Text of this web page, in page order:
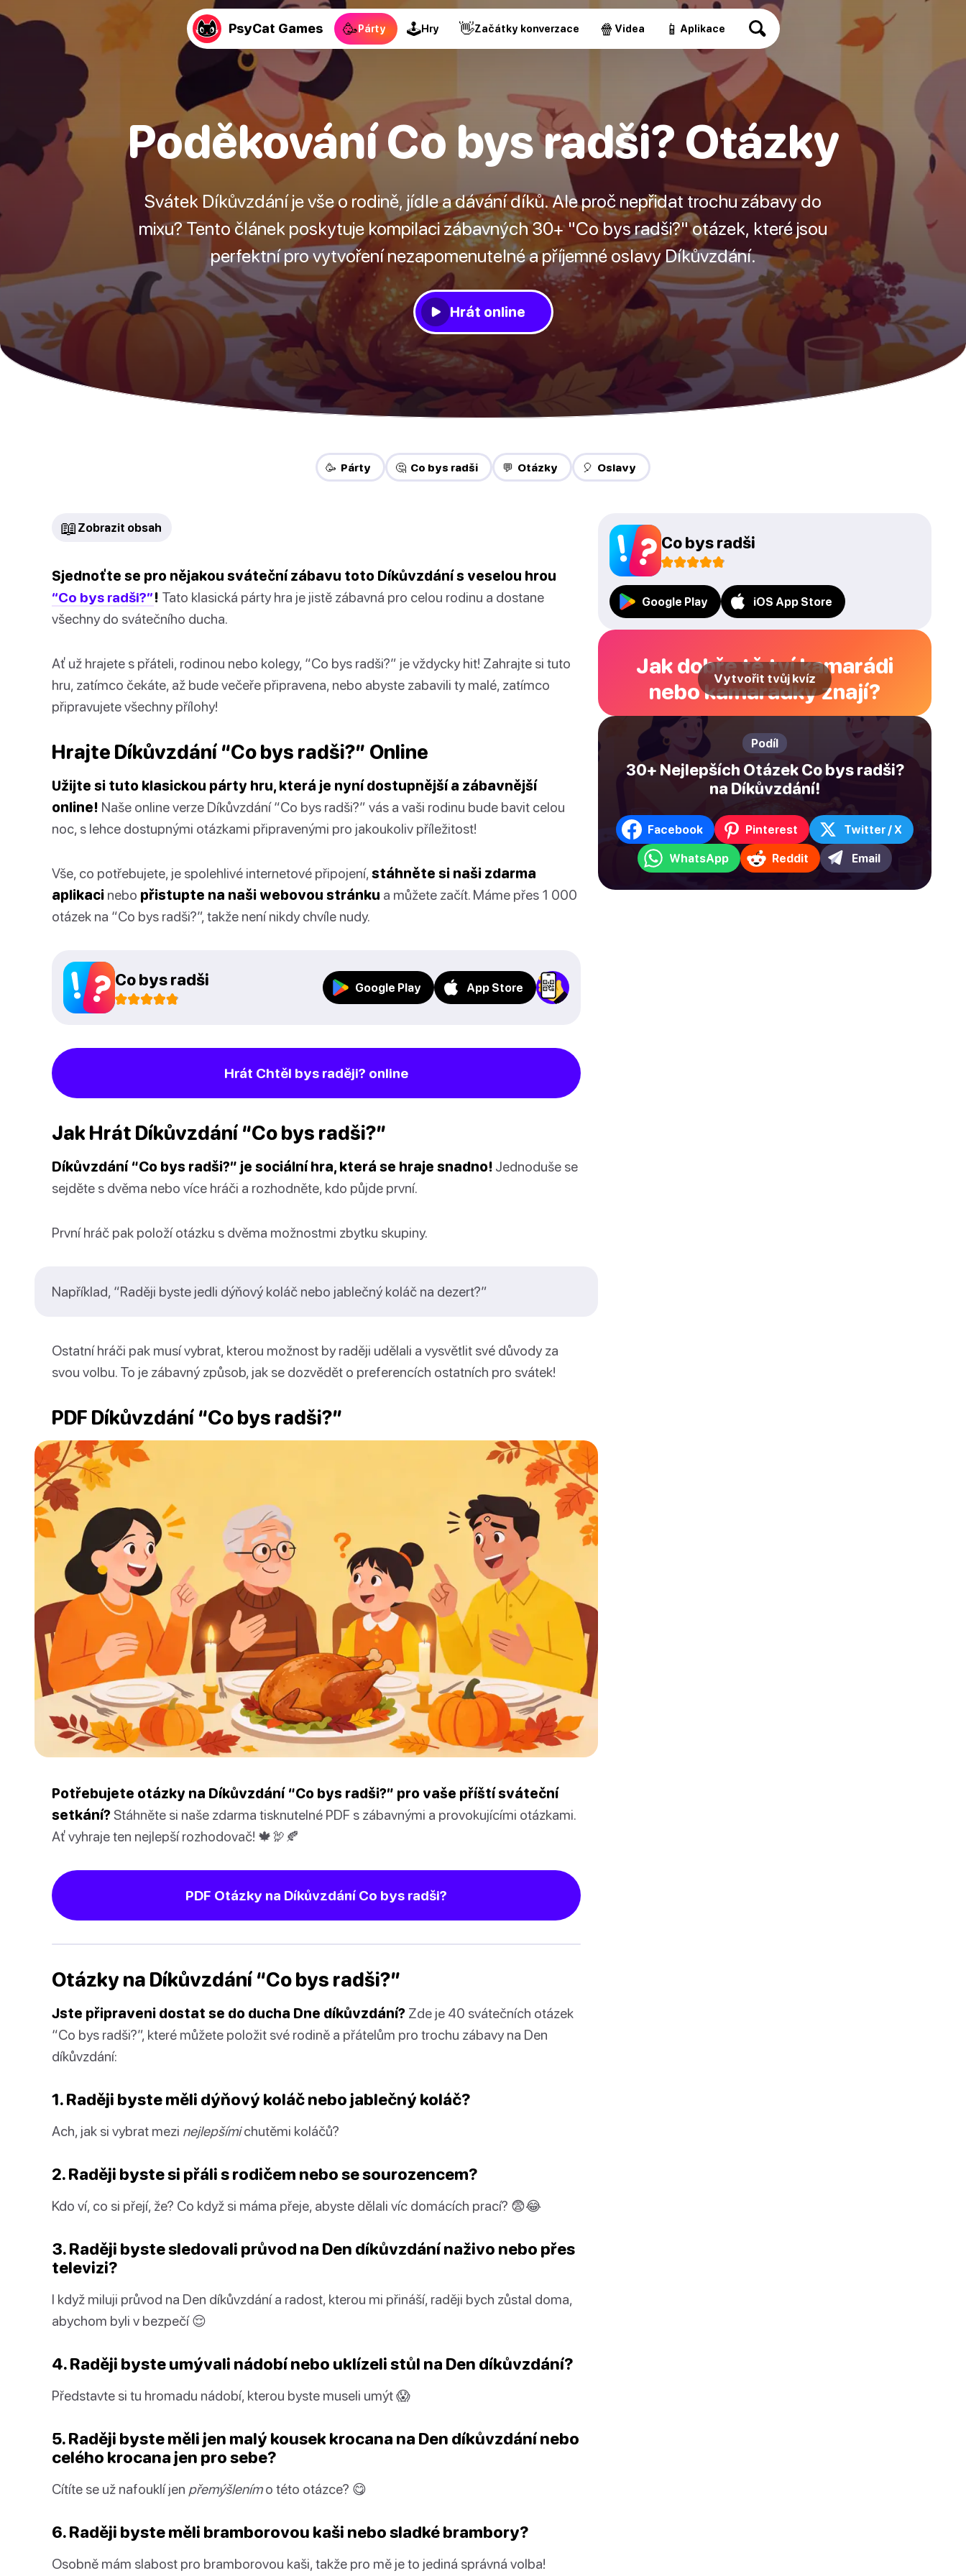
PsyCat Games 🥳Párty 🕹Hry 👋Začátky konverzace 🍿 Videa 📱 Aplikace
Poděkování Co bys radši? Otázky
Svátek Díkůvzdání je vše o rodině, jídle a dávání díků. Ale proč nepřidat trochu zábavy do
mixu? Tento článek poskytuje kompilaci zábavných 30+ "Co bys radši?" otázek, které jsou
perfektní pro vytvoření nezapomenutelné a příjemné oslavy Díkůvzdání.
Hrát online
🥳 Párty 🤔 Co bys radši 💬 Otázky 🎈 Oslavy
📖 Zobrazit obsah
Sjednoťte se pro nějakou sváteční zábavu toto Díkůvzdání s veselou hrou
“Co bys radši?”! Tato klasická párty hra je jistě zábavná pro celou rodinu a dostane
všechny do svátečního ducha.
Ať už hrajete s přáteli, rodinou nebo kolegy, “Co bys radši?” je vždycky hit! Zahrajte si tuto
hru, zatímco čekáte, až bude večeře připravena, nebo abyste zabavili ty malé, zatímco
připravujete všechny přílohy!
Hrajte Díkůvzdání “Co bys radši?” Online
Užijte si tuto klasickou párty hru, která je nyní dostupnější a zábavnější
online! Naše online verze Díkůvzdání “Co bys radši?” vás a vaši rodinu bude bavit celou
noc, s lehce dostupnými otázkami připravenými pro jakoukoliv příležitost!
Vše, co potřebujete, je spolehlivé internetové připojení, stáhněte si naši zdarma
aplikaci nebo přistupte na naši webovou stránku a můžete začít. Máme přes 1 000
otázek na “Co bys radši?”, takže není nikdy chvíle nudy.
Co bys radši Google Play App Store
Hrát Chtěl bys raději? online
Jak Hrát Díkůvzdání “Co bys radši?”
Díkůvzdání “Co bys radši?” je sociální hra, která se hraje snadno! Jednoduše se
sejděte s dvěma nebo více hráči a rozhodněte, kdo půjde první.
První hráč pak položí otázku s dvěma možnostmi zbytku skupiny.
Například, “Raději byste jedli dýňový koláč nebo jablečný koláč na dezert?”
Ostatní hráči pak musí vybrat, kterou možnost by raději udělali a vysvětlit své důvody za
svou volbu. To je zábavný způsob, jak se dozvědět o preferencích ostatních pro svátek!
PDF Díkůvzdání “Co bys radši?”
Potřebujete otázky na Díkůvzdání “Co bys radši?” pro vaše příští sváteční
setkání? Stáhněte si naše zdarma tisknutelné PDF s zábavnými a provokujícími otázkami.
Ať vyhraje ten nejlepší rozhodovač! 🍁🦃🍂
PDF Otázky na Díkůvzdání Co bys radši?
Otázky na Díkůvzdání “Co bys radši?”
Jste připraveni dostat se do ducha Dne díkůvzdání? Zde je 40 svátečních otázek
“Co bys radši?”, které můžete položit své rodině a přátelům pro trochu zábavy na Den
díkůvzdání:
1. Raději byste měli dýňový koláč nebo jablečný koláč?
Ach, jak si vybrat mezi nejlepšímichutěmi koláčů?
2. Raději byste si přáli s rodičem nebo se sourozencem?
Kdo ví, co si přejí, že? Co když si máma přeje, abyste dělali víc domácích prací? 😨😂
3. Raději byste sledovali průvod na Den díkůvzdání naživo nebo přes
televizi?
I když miluji průvod na Den díkůvzdání a radost, kterou mi přináší, raději bych zůstal doma,
abychom byli v bezpečí 😌
4. Raději byste umývali nádobí nebo uklízeli stůl na Den díkůvzdání?
Představte si tu hromadu nádobí, kterou byste museli umýt 😱
5. Raději byste měli jen malý kousek krocana na Den díkůvzdání nebo
celého krocana jen pro sebe?
Cítíte se už nafouklí jen přemýšlenímo této otázce? 😋
6. Raději byste měli bramborovou kaši nebo sladké brambory?
Osobně mám slabost pro bramborovou kaši, takže pro mě je to jediná správná volba!
Co bys radši
Google Play iOS App Store
Jak dobře tě tví kamarádi
nebo kamarádky znají?
Vytvořit tvůj kvíz
Podíl
30+ Nejlepších Otázek Co bys radši?
na Díkůvzdání!
Facebook Pinterest Twitter / X
WhatsApp Reddit Email